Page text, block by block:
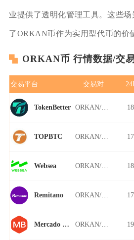
业提供了透明化管理工具。这些
了ORKAN币作为实用型代币的价
ORKAN币 行情数据/交
交易平台 交易对
TokenBetter
TOPBTC
Websea
Remitano
Mercado Bitcoin